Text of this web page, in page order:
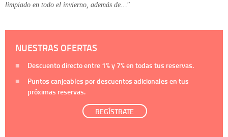
limpiado en todo el invierno, además de…"
NUESTRAS OFERTAS
Descuento directo entre 1%y 7%en todas tus reservas.
Puntos canjeables por descuentos adicionales en tus
próximas reservas.
REGÍSTRATE